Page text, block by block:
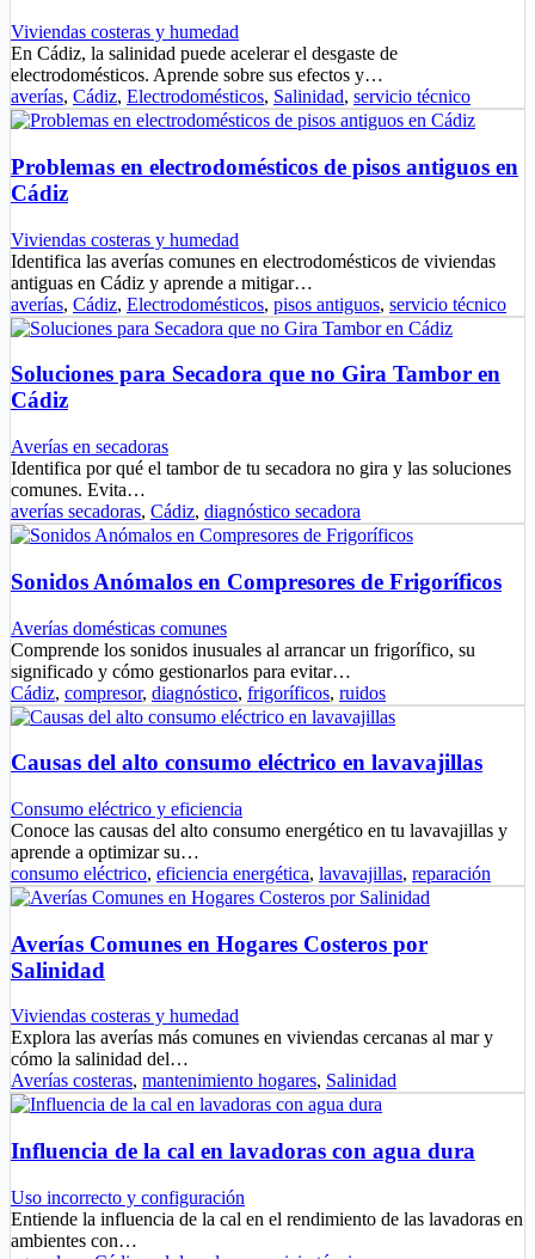
Viviendas costeras y humedad
En Cádiz, la salinidad puede acelerar el desgaste de
electrodomésticos. Aprende sobre sus efectos y…
averías, Cádiz, Electrodomésticos, Salinidad, servicio técnico
Problemas en electrodomésticos de pisos antiguos en
Cádiz
Viviendas costeras y humedad
Identifica las averías comunes en electrodomésticos de viviendas
antiguas en Cádiz y aprende a mitigar…
averías, Cádiz, Electrodomésticos, pisos antiguos, servicio técnico
Soluciones para Secadora que no Gira Tambor en
Cádiz
Averías en secadoras
Identifica por qué el tambor de tu secadora no gira y las soluciones
comunes. Evita…
averías secadoras, Cádiz, diagnóstico secadora
Sonidos Anómalos en Compresores de Frigoríficos
Averías domésticas comunes
Comprende los sonidos inusuales al arrancar un frigorífico, su
significado y cómo gestionarlos para evitar…
Cádiz, compresor, diagnóstico, frigoríficos, ruidos
Causas del alto consumo eléctrico en lavavajillas
Consumo eléctrico y eficiencia
Conoce las causas del alto consumo energético en tu lavavajillas y
aprende a optimizar su…
consumo eléctrico, eficiencia energética, lavavajillas, reparación
Averías Comunes en Hogares Costeros por
Salinidad
Viviendas costeras y humedad
Explora las averías más comunes en viviendas cercanas al mar y
cómo la salinidad del…
Averías costeras, mantenimiento hogares, Salinidad
Influencia de la cal en lavadoras con agua dura
Uso incorrecto y configuración
Entiende la influencia de la cal en el rendimiento de las lavadoras en
ambientes con…